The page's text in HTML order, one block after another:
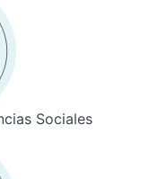
Sociales